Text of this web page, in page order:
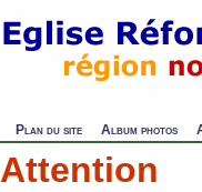
Plan du site Album photos
Attention